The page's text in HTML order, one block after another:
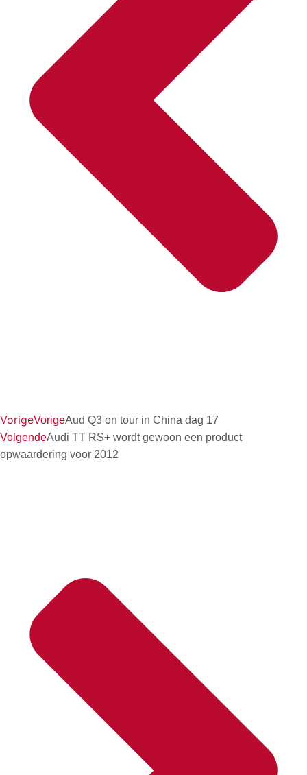
VorigeVorigeAud Q3 on tour in China dag 17
VolgendeAudi TT RS+ wordt gewoon een product
opwaardering voor 2012